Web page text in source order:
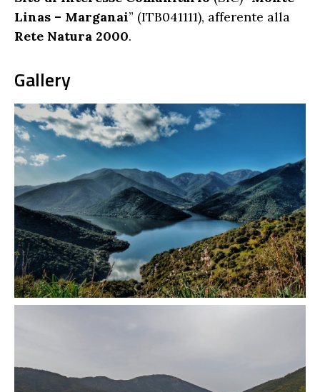
Linas – Marganai” (ITB041111), afferente alla
Rete Natura 2000.
Gallery